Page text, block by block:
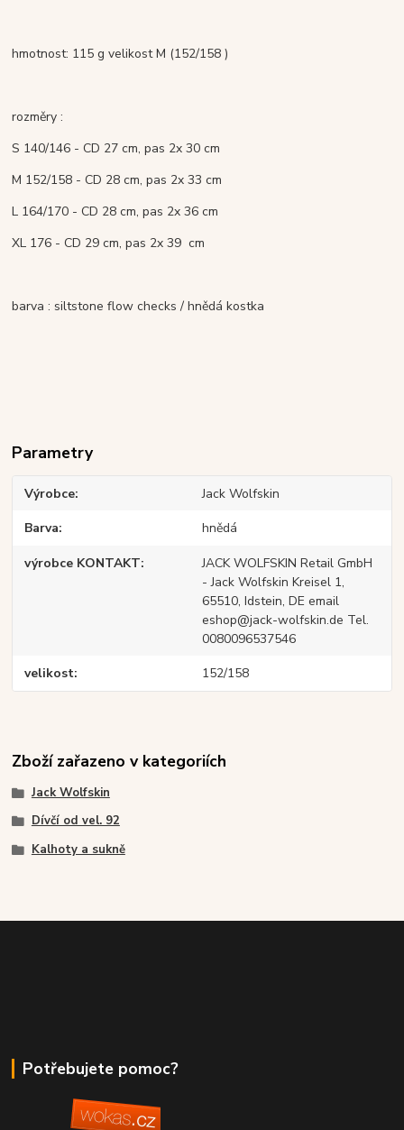
hmotnost: 115 g velikost M (152/158 )
rozměry :
S 140/146 - CD 27 cm, pas 2x 30 cm
M 152/158 - CD 28 cm, pas 2x 33 cm
L 164/170 - CD 28 cm, pas 2x 36 cm
XL 176 - CD 29 cm, pas 2x 39 cm
barva : siltstone flow checks / hnědá kostka
Parametry
Výrobce Jack Wolfskin
Barva hnědá
výrobce KONTAKT
JACK WOLFSKIN Retail GmbH
- Jack Wolfskin Kreisel 1,
65510, Idstein, DE email
eshop@jack-wolfskin.de Tel.
0080096537546
velikost 152/158
Zboží zařazeno v kategoriích
Jack Wolfskin
Dívčí od vel. 92
Kalhoty a sukně
Potřebujete pomoc?